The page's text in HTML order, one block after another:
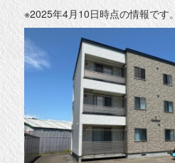
※2025年4月10日時点の情報です。